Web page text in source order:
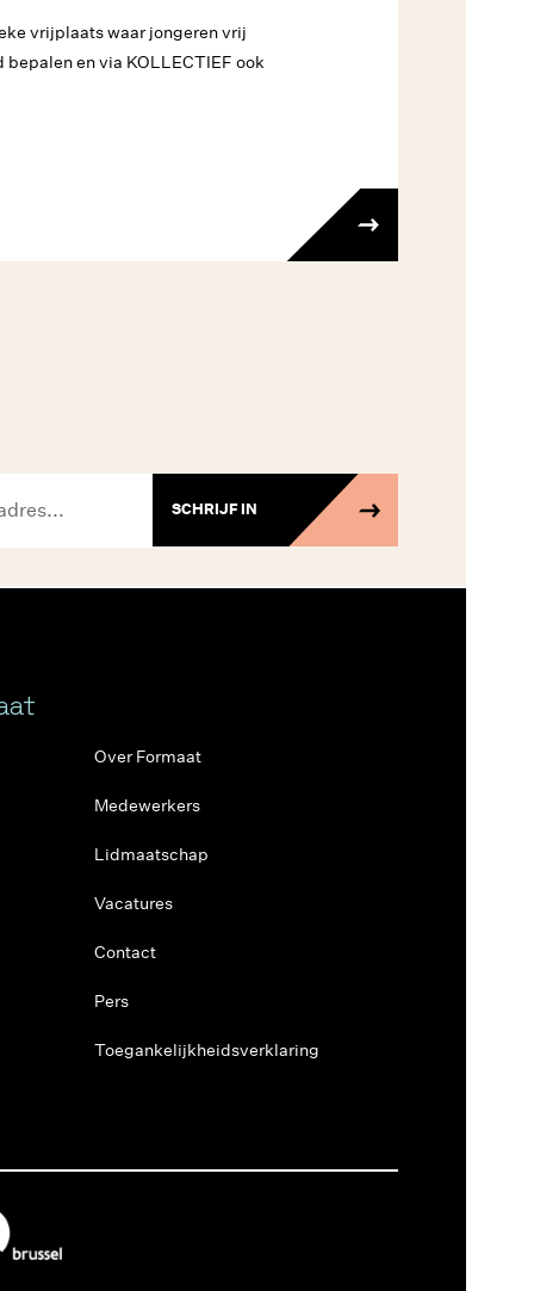
vrijplaats waar jongeren vrij
en via KOLLECTIEF ook
SCHRIJF IN
Over Formaat
Medewerkers
Lidmaatschap
Vacatures
Contact
Pers
Toegankelijkheidsverklaring